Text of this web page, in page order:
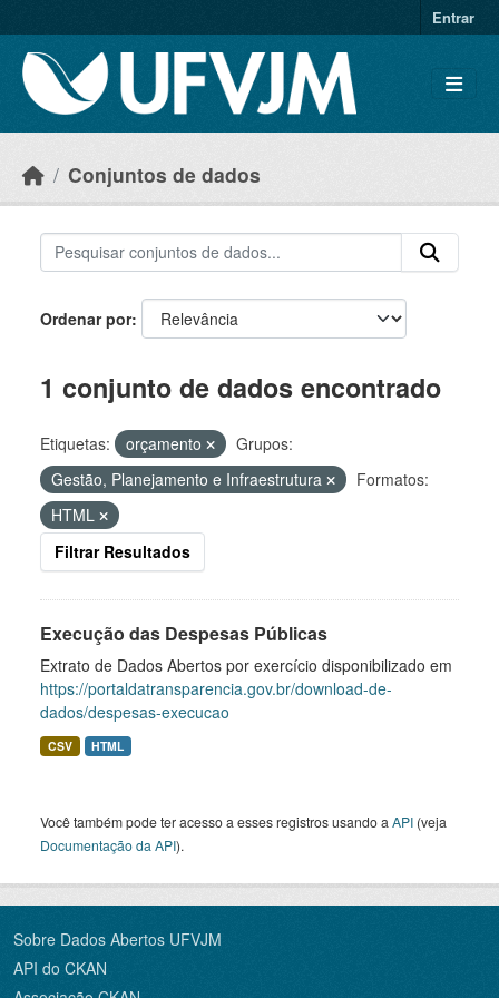
Entrar
Conjuntos de dados
Ordenar por
1 conjunto de dados encontrado
Etiquetas: orçamento
Grupos:
Gestão, Planejamento e Infraestrutura
Formatos:
HTML
Filtrar Resultados
Execução das Despesas Públicas
Extrato de Dados Abertos por exercício disponibilizado em
https://portaldatransparencia.gov.br/download-de-
dados/despesas-execucao
CSV HTML
Você também pode ter acesso a esses registros usando a API (veja
Documentação da API).
Sobre Dados Abertos UFVJM
API do CKAN